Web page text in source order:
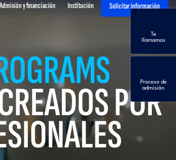
Admisión y financiación Institución Solicitar información
POR
Te
llamamos
Proceso de
admisión